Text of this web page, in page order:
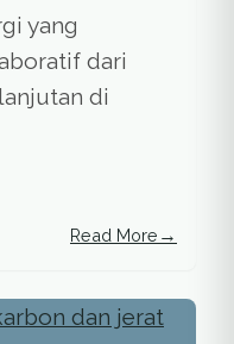
yang
dari
di
Read More →